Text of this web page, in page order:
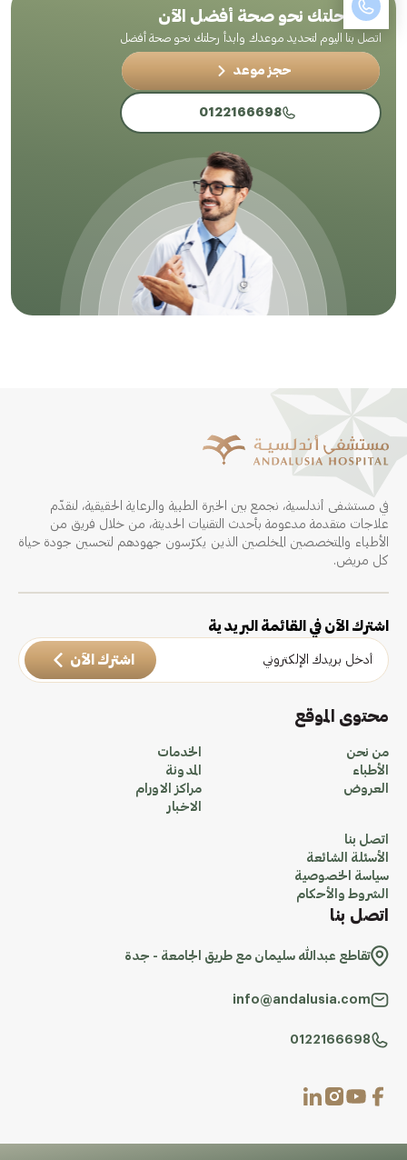
ابدأ رحلتك نحو صحة أفضل الآن
اتصل بنا اليوم لتحديد موعدك وابدأ رحلتك نحو صحة أفضل
حجز موعد
0122166698
في مستشفى أندلسية، نجمع بين الخبرة الطبية والرعاية الحقيقية، لنقدّم
علاجات متقدمة مدعومة بأحدث التقنيات الحديثة، من خلال فريق من
الأطباء والمتخصصين المخلصين الذين يكرّسون جهودهم لتحسين جودة حياة
كل مريض.
اشترك الآن في القائمة البريدية
اشترك الآن
محتوى الموقع
من نحن
الأطباء
العروض
الخدمات
المدونة
مراكز الاورام
الاخبار
اتصل بنا
الأسئلة الشائعة
سياسة الخصوصية
الشروط والأحكام
اتصل بنا
تقاطع عبدالله سليمان مع طريق الجامعة - جدة
info@andalusia.com
0122166698